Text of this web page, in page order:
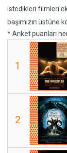
istedikleri filmleri
başımızın üstüne
* Anket puanları
1
2